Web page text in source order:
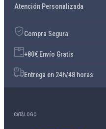
Atención Personalizada
Compra Segura
+80€ Envío Gratis
Entrega en 24h/48 horas
CATÁLOGO